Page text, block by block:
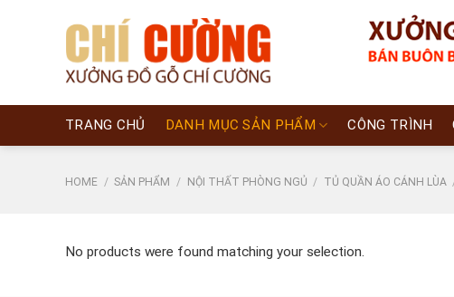
TRANG CHỦ DANH MỤC SẢN PHẨM CÔNG TRÌNH
HOME / SẢN PHẨM / NỘI THẤT PHÒNG NGỦ / TỦ QUẦN ÁO CÁNH LÙA
No products were found matching your selection.